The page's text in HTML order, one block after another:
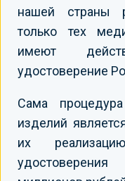
нашей страны
только тех
имеют
удостоверение
Сама
изделий
их